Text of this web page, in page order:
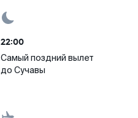
22:00
Самый поздний вылет
до Сучавы